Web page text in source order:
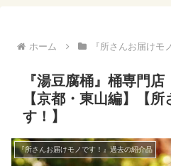
ホーム 『所さんお届けモ
『湯豆腐桶』桶専門店
【京都・東山編】【
す！】
『所さんお届けモノです！』過去の紹介品